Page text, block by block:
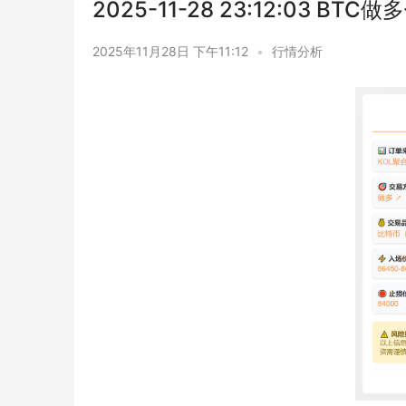
2025-11-28 23:12:03 BTC做
2025年11月28日 下午11:12 • 行情分析